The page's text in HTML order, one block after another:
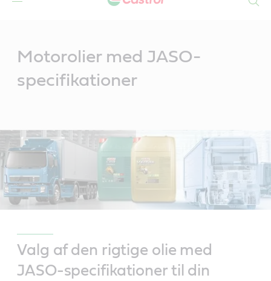
Motorolier med JASO-
specifikationer
Valg af den rigtige olie med
JASO-specifikationer til din